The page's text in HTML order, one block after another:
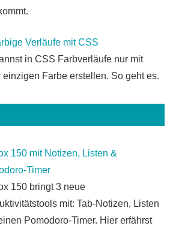
Verläufe mit CSS
in CSS Farbverläufe nur mit
einzigen Farbe erstellen. So geht es.
150 mit Notizen, Listen &
Timer
150 bringt 3 neue
mit: Tab-Notizen, Listen
Pomodoro-Timer. Hier erfährst